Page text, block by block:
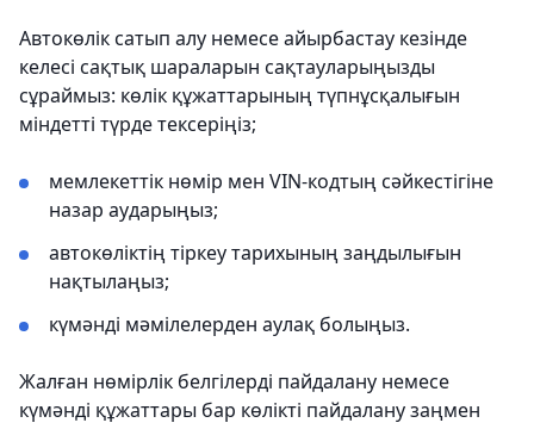
Автокөлік сатып алу немесе айырбастау кезінде
келесі сақтық шараларын сақтауларыңызды
сұраймыз: көлік құжаттарының түпнұсқалығын
міндетті түрде тексеріңіз;
мемлекеттік нөмір мен VIN-кодтың сәйкестігіне
назар аударыңыз;
автокөліктің тіркеу тарихының заңдылығын
нақтылаңыз;
күмәнді мәмілелерден аулақ болыңыз.
Жалған нөмірлік белгілерді пайдалану немесе
күмәнді құжаттары бар көлікті пайдалану заңмен